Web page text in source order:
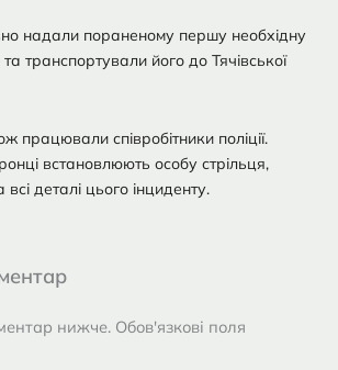
надали пораненому першу необхідну
транспортували його до Тячівської
працювали співробітники поліції.
встановлюють особу стрільця,
деталі цього інциденту.
нижче. Обов'язкові поля